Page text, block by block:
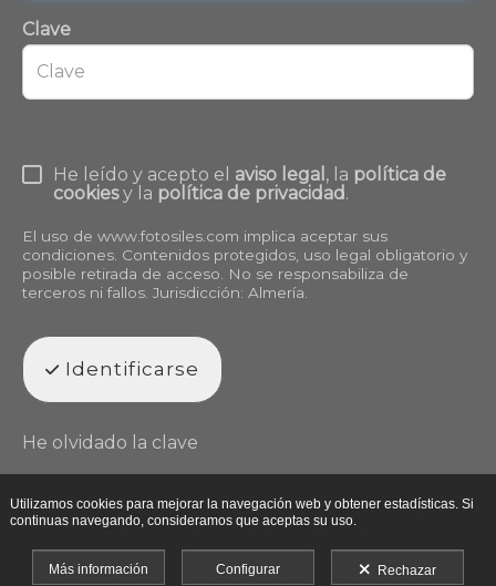
Clave
He leído y acepto el aviso legal , la política de
cookiesy la política de privacidad.
El uso de www.fotosiles.com implica aceptar sus
condiciones. Contenidos protegidos, uso legal obligatorio y
posible retirada de acceso. No se responsabiliza de
terceros ni fallos. Jurisdicción: Almería.
Identificarse
He olvidado la clave
Utilizamos cookies para mejorar la navegación web y obtener estadísticas. Si
continuas navegando, consideramos que aceptas su uso.
Más información Configurar Rechazar